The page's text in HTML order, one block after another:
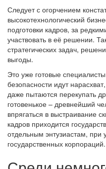
Следует с огорчением
высокотехнологический
подготовки кадров, за
участвовать в её решении.
стратегических задач,
выгоды.
Это уже готовые
безопасности идут
даже пытаются перекупать
готовенькое – древнейший
впрягаться в выстраивание
кадров приходится
отдельным энтузиастам, при
государственных корпораций.